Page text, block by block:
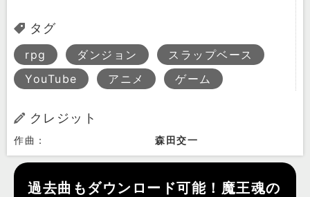
タグ
rpg ダンジョン
スラップベース
YouTube
アニメ ゲーム
クレジット
作曲： 森田交一
過去曲もダウンロード可能！魔王魂の